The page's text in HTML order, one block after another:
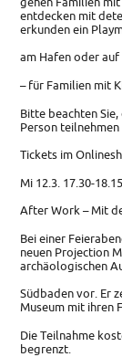
entdecken mit
erkunden ein
am Hafen oder auf
– für Familien mit
Bitte beachten
Person
Tickets im
Mi 12.3. 17.30-
After Work – Mit
Bei einer
neuen Projection
archäologischen
Südbaden vor. Er
Museum mit ihren
Die Teilnahme
begrenzt.